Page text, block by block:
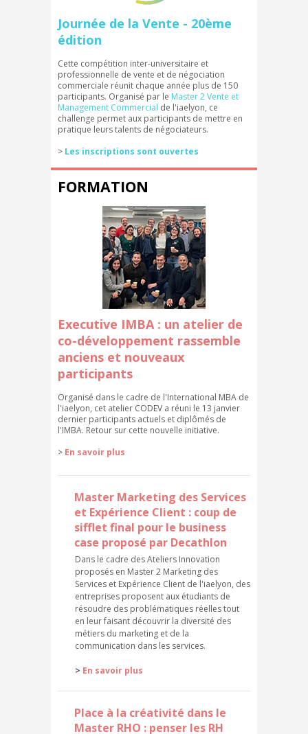
Journée de la Vente - 20ème
édition
Cette compétition inter-universitaire et
professionnelle de vente et de négociation
commerciale réunit chaque année plus de 150
participants. Organisé par le Master 2 Vente et
Management Commercial de l'iaelyon, ce
challenge permet aux participants de mettre en
pratique leurs talents de négociateurs.
> Les inscriptions sont ouvertes
FORMATION
Executive IMBA : un atelier de
co-développement rassemble
anciens et nouveaux
participants
Organisé dans le cadre de l'International MBA de
l'iaelyon, cet atelier CODEV a réuni le 13 janvier
dernier participants actuels et diplômés de
l'IMBA. Retour sur cette nouvelle initiative.
> En savoir plus
Master Marketing des Services
et Expérience Client : coup de
sifflet final pour le business
case proposé par Decathlon
Dans le cadre des Ateliers Innovation
proposés en Master 2 Marketing des
Services et Expérience Client de l'iaelyon, des
entreprises proposent aux étudiants de
résoudre des problématiques réelles tout
en leur faisant découvrir la diversité des
métiers du marketing et de la
communication dans les services.
> En savoir plus
Place à la créativité dans le
Master RHO : penser les RH